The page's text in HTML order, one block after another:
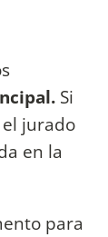
Si
jurado
en la
para